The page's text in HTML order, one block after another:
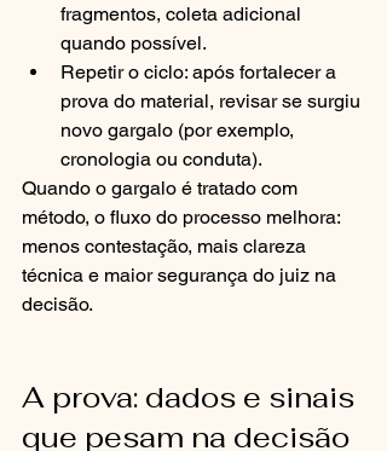
fragmentos, coleta adicional
quando possível.
Repetir o ciclo: após fortalecer a
prova do material, revisar se surgiu
novo gargalo (por exemplo,
cronologia ou conduta).
Quando o gargalo é tratado com
método, o fluxo do processo melhora:
menos contestação, mais clareza
técnica e maior segurança do juiz na
decisão.
A prova: dados e sinais
que pesam na decisão